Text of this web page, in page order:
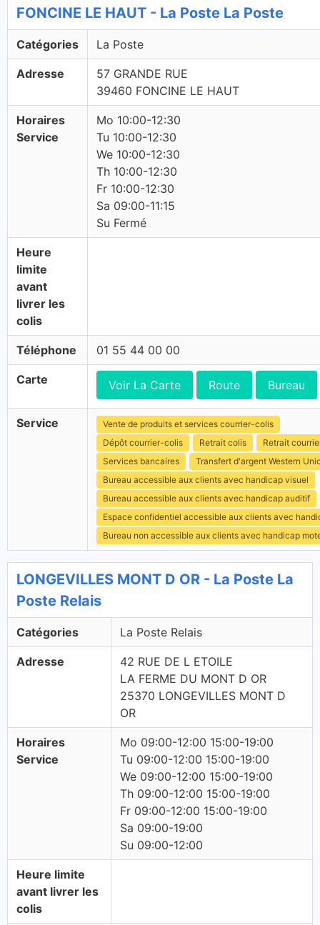
FONCINE LE HAUT - La Poste La Poste
Catégories La Poste
Adresse
57 GRANDE RUE
39460 FONCINE LE HAUT
Horaires
Service
Mo 10:00-12:30
Tu 10:00-12:30
We 10:00-12:30
Th 10:00-12:30
Fr 10:00-12:30
Sa 09:00-11:15
Su Fermé
Heure
limite
avant
livrer les
colis
Téléphone 01 55 44 00 00
Carte Voir La Carte Route Bureau
Service
Vente de produits et services courrier-colis
Dépôt courrier-colis
Retrait colis
Retrait
Services bancaires
Transfert d'argent Western
Bureau accessible aux clients avec handicap visuel
Bureau accessible aux clients avec handicap auditif
Espace confidentiel accessible aux clients avec
Bureau non accessible aux clients avec handicap
LONGEVILLES MONT D OR - La Poste La
Poste Relais
Catégories La Poste Relais
Adresse
42 RUE DE L ETOILE
LA FERME DU MONT D OR
25370 LONGEVILLES MONT D
OR
Horaires
Service
Mo 09:00-12:00 15:00-19:00
Tu 09:00-12:00 15:00-19:00
We 09:00-12:00 15:00-19:00
Th 09:00-12:00 15:00-19:00
Fr 09:00-12:00 15:00-19:00
Sa 09:00-19:00
Su 09:00-12:00
Heure limite
avant livrer les
colis